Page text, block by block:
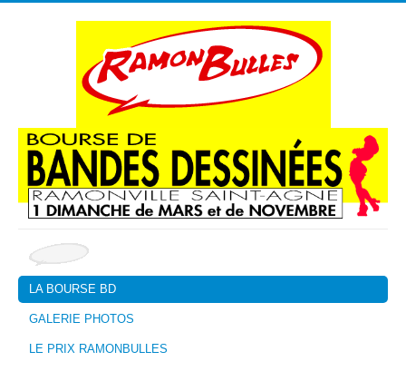
LA BOURSE BD
GALERIE PHOTOS
LE PRIX RAMONBULLES